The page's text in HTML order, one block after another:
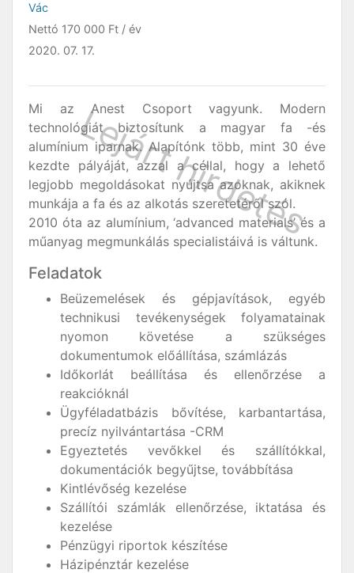
Vác
Nettó 170 000 Ft / év
2020. 07. 17.
Mi az Anest Csoport vagyunk. Modern
technológiát biztosítunk a magyar fa -és
alumínium iparnak. Alapítónk több, mint 30 éve
kezdte pályáját, azzal a céllal, hogy a lehető
legjobb megoldásokat nyújtsa azoknak, akiknek
munkája a fa és az alkotás szeretetéről szól.
2010 óta az alumínium, ‘advanced materials’ és a
műanyag megmunkálás specialistáivá is váltunk.
Feladatok
Beüzemelések és gépjavítások, egyéb
technikusi tevékenységek folyamatainak
nyomon követése a szükséges
dokumentumok előállítása, számlázás
Időkorlát beállítása és ellenőrzése a
reakcióknál
Ügyféladatbázis bővítése, karbantartása,
precíz nyilvántartása -CRM
Egyeztetés vevőkkel és szállítókkal,
dokumentációk begyűjtse, továbbítása
Kintlévőség kezelése
Szállítói számlák ellenőrzése, iktatása és
kezelése
Pénzügyi riportok készítése
Házipénztár kezelése